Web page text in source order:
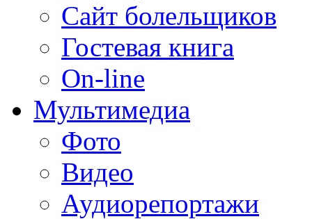
Сайт болельщиков
Гостевая книга
On-line
Мультимедиа
Фото
Видео
Аудиорепортажи